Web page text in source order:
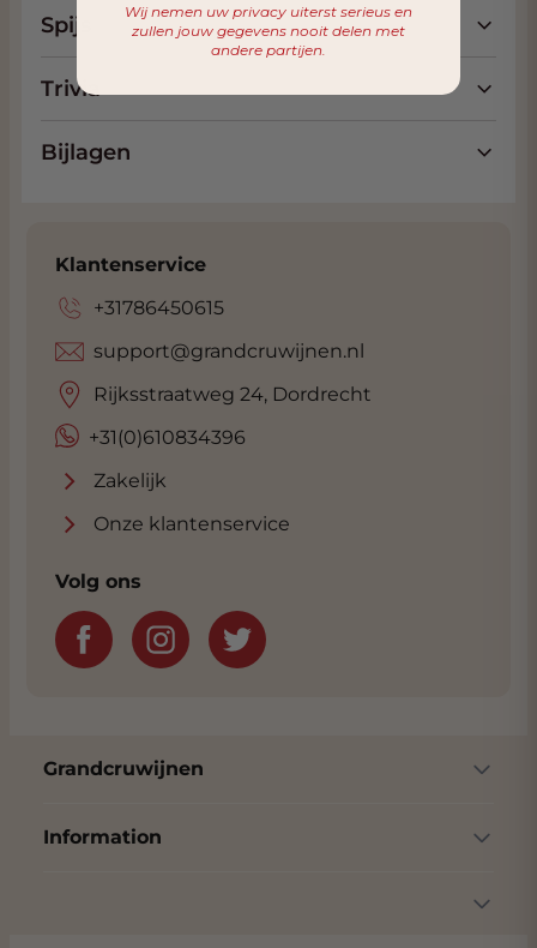
Spijs
Trivia
Bijlagen
Klantenservice
+31786450615
+31(0)610834396
support@grandcruwijnen.nl
Rijksstraatweg 24, Dordrecht
Zakelijk
Onze klantenservice
Volg ons
Grandcruwijnen
Information
Wij nemen uw privacy uiterst serieus en
zullen jouw gegevens nooit delen met
andere partijen.